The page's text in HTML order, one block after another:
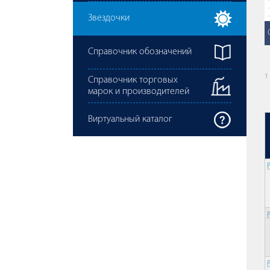
Звездочки
Справочник обозначений
Справочник торговых
марок и производителей
Виртуальный каталог
1